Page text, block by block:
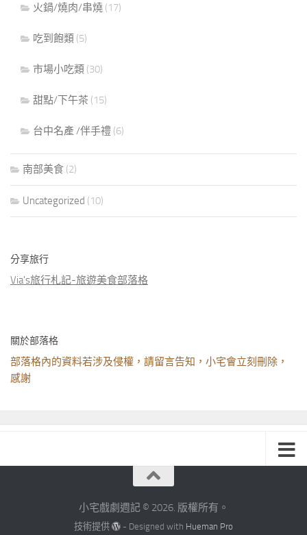
火鍋/燒肉/串燒 (17)
吃到飽類 (5)
市場小吃類 (30)
甜點/下午茶 (15)
台中名產 /伴手禮 (6)
南部美食 (2)
Uncategorized (10)
分享旅行
Via's旅行札記-旅遊美食部落格
關於部落格
部落格內的資料若涉及侵權，請留言告知，小宅會立刻刪除，
感謝
小宅戲劇週記 © 2026. 版權所有。
技術提供 - Designed with Hueman Pro